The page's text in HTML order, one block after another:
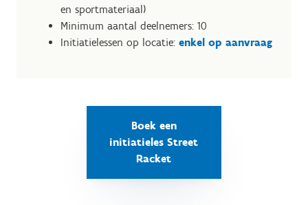
en sportmateriaal)
Minimum aantal deelnemers: 10
Initiatielessen op locatie: enkel op aanvraag
Boek een
initiatieles Street
Racket